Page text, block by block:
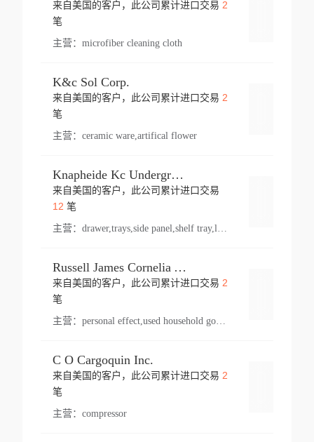
来自美国的客户，此公司累计进口交易 2
笔
主营： microfiber cleaning cloth
K&c Sol Corp.
来自美国的客户，此公司累计进口交易 2
笔
主营： ceramic ware,artifical flower
Knapheide Kc Underground
来自美国的客户，此公司累计进口交易
12 笔
主营：
Russell James Cornelia Arlington Va
来自美国的客户，此公司累计进口交易 2
笔
主营： personal effect,used household goods
C O Cargoquin Inc.
来自美国的客户，此公司累计进口交易 2
笔
主营： compressor